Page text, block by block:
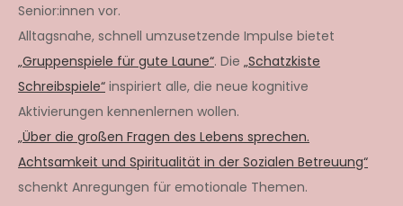
Senior:innen vor.
Alltagsnahe, schnell umzusetzende Impulse bietet
„Gruppenspiele für gute Laune“. Die „Schatzkiste
Schreibspiele“ inspiriert alle, die neue kognitive
Aktivierungen kennenlernen wollen.
„Über die großen Fragen des Lebens sprechen.
Achtsamkeit und Spiritualität in der Sozialen Betreuung“
schenkt Anregungen für emotionale Themen.